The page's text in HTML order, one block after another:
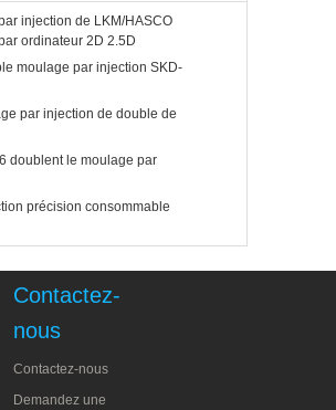
injection de LKM/HASCO
ordinateur 2D 2.5D
moulage par injection SKD-
par injection de double de
doublent le moulage par
précision consommable
Contactez-
nous
Contactez-nous
Demandez une